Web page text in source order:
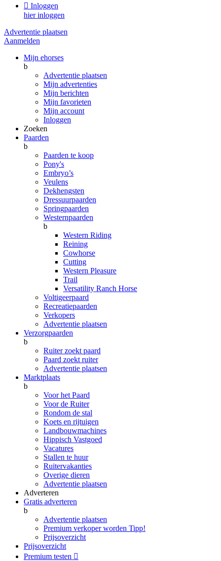
 Inloggen
hier inloggen
Advertentie plaatsen
Aanmelden
Mijn ehorses
b
Advertentie plaatsen
Mijn advertenties
Mijn berichten
Mijn favorieten
Mijn account
Inloggen
Zoeken
Paarden
b
Paarden te koop
Pony's
Embryo’s
Veulens
Dekhengsten
Dressuurpaarden
Springpaarden
Westernpaarden
b
Western Riding
Reining
Cowhorse
Cutting
Western Pleasure
Trail
Versatility Ranch Horse
Voltigeerpaard
Recreatiepaarden
Verkopers
Advertentie plaatsen
Verzorgpaarden
b
Ruiter zoekt paard
Paard zoekt ruiter
Advertentie plaatsen
Marktplaats
b
Voor het Paard
Voor de Ruiter
Rondom de stal
Koets en rijtuigen
Landbouwmachines
Hippisch Vastgoed
Vacatures
Stallen te huur
Ruitervakanties
Overige dieren
Advertentie plaatsen
Adverteren
Gratis adverteren
b
Advertentie plaatsen
Premium verkoper worden Tipp!
Prijsoverzicht
Prijsoverzicht
Premium testen 